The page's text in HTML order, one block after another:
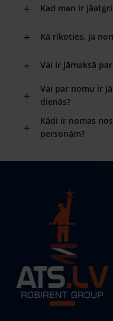
Kad man ir
Kā rīkoties, ja
Vai ir jāmaksā
Vai par nomu ir
dienās?
Kādi ir nomas
personām?